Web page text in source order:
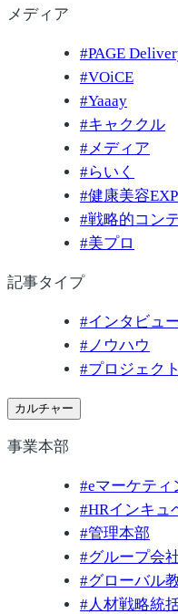
メディア
#PAGE
#VOiCE
#Yaaay
#キャククル
#メディア
#らいく
#健康美容
#戦略的コン
#美プロ
記事タイプ
#インタビュ
# ノウハウ
#プロジェクト
カルチャー
事業本部
#eマーケティ
#HRインキュ
#管理本部
#グループ会
#グローバル
#人材戦略統